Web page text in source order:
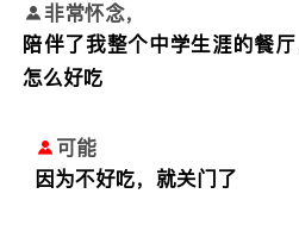
非常怀念，
陪伴了我整个中学生涯的餐
怎么好吃
可能
因为不好吃，就关门了